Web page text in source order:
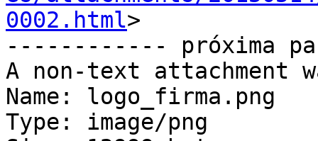
0002.html>
------------ próxima
A non-text attachment
Name: logo_firma.png
Type: image/png